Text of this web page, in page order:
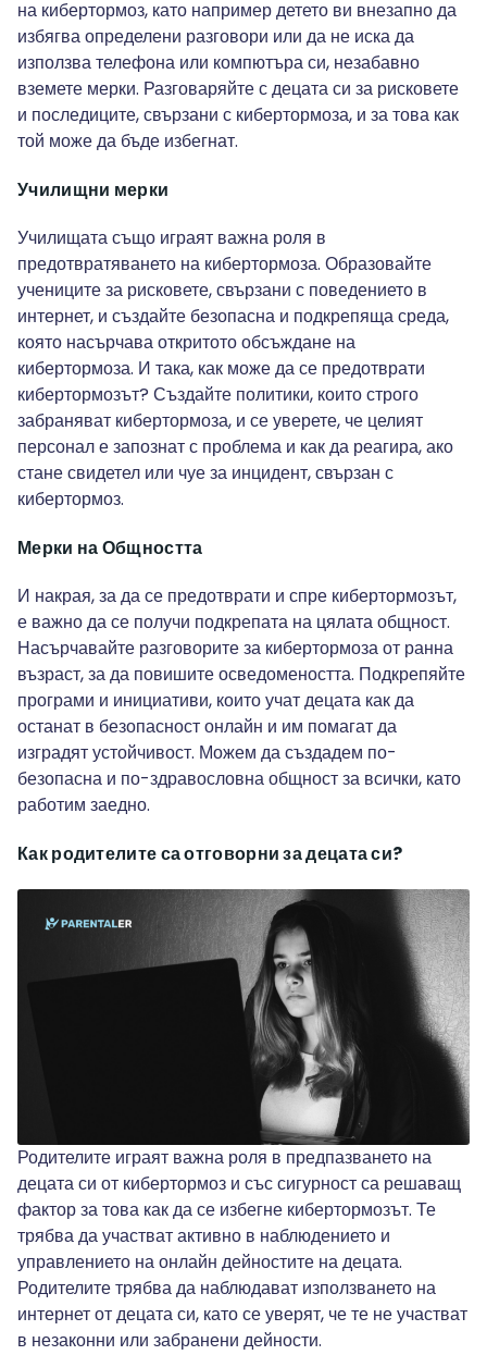
на кибертормоз, като например детето ви внезапно да
избягва определени разговори или да не иска да
използва телефона или компютъра си, незабавно
вземете мерки. Разговаряйте с децата си за рисковете
и последиците, свързани с кибертормоза, и за това как
той може да бъде избегнат.
Училищни мерки
Училищата също играят важна роля в
предотвратяването на кибертормоза. Образовайте
учениците за рисковете, свързани с поведението в
интернет, и създайте безопасна и подкрепяща среда,
която насърчава откритото обсъждане на
кибертормоза. И така, как може да се предотврати
кибертормозът? Създайте политики, които строго
забраняват кибертормоза, и се уверете, че целият
персонал е запознат с проблема и как да реагира, ако
стане свидетел или чуе за инцидент, свързан с
кибертормоз.
Мерки на Общността
И накрая, за да се предотврати и спре кибертормозът,
е важно да се получи подкрепата на цялата общност.
Насърчавайте разговорите за кибертормоза от ранна
възраст, за да повишите осведомеността. Подкрепяйте
програми и инициативи, които учат децата как да
останат в безопасност онлайн и им помагат да
изградят устойчивост. Можем да създадем по-
безопасна и по-здравословна общност за всички, като
работим заедно.
Как родителите са отговорни за децата си?
Родителите играят важна роля в предпазването на
децата си от кибертормоз и със сигурност са решаващ
фактор за това как да се избегне кибертормозът. Те
трябва да участват активно в наблюдението и
управлението на онлайн дейностите на децата.
Родителите трябва да наблюдават използването на
интернет от децата си, като се уверят, че те не участват
в незаконни или забранени дейности.